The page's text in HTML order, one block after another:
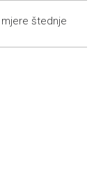
protiv
mjere štednje